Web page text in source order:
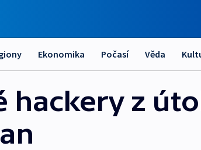
Ekonomika Počasí Věda
hackery z